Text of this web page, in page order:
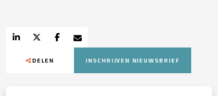
DELEN INSCHRIJVEN NIEUWSBRIEF